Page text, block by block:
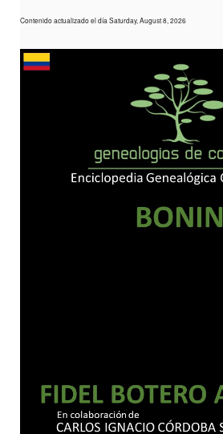
Contenido actualizado el día Saturday, August 8, 2026